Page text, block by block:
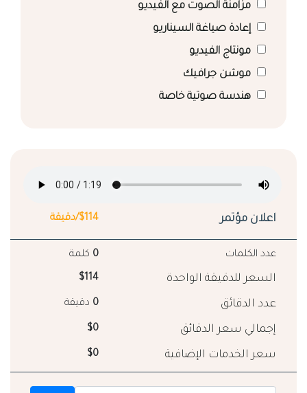
مزامنة الصوت مع الفيديو
إعادة صياغة السيناريو
مونتاج الفيديو
موشن جرافيك
هندسة صوتية خاصة
اعلان مؤتمر $114/دقيقة
عدد الكلمات 0 كلمة
السعر للدقيقة الواحدة $114
عدد الدقائق 0 دقيقة
إجمالي سعر الدقائق $0
سعر الخدمات الإضافية $0